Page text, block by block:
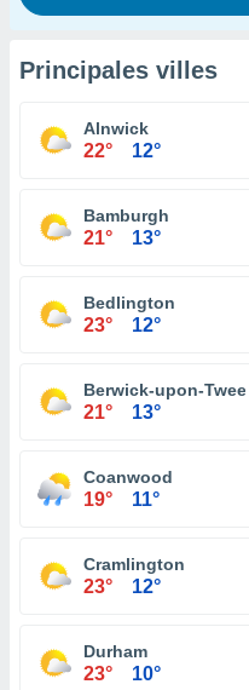
Principales villes
Alnwick
22° 12°
Bamburgh
21° 13°
Bedlington
23° 12°
Berwick-upon-Tweed
21° 13°
Coanwood
19° 11°
Cramlington
23° 12°
Durham
23° 10°